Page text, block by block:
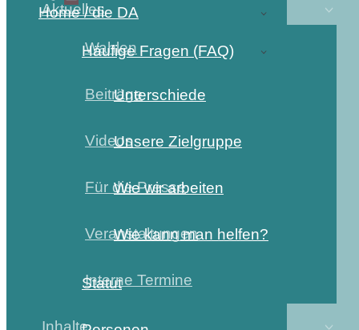
Aktuelles
Wahlen
Beiträge
Videos
Für die Presse
Veranstaltungen
Interne Termine
Inhalte
Home / die DA
Häufige Fragen (FAQ)
Unterschiede
Unsere Zielgruppe
Wie wir arbeiten
Wie kann man helfen?
Statut